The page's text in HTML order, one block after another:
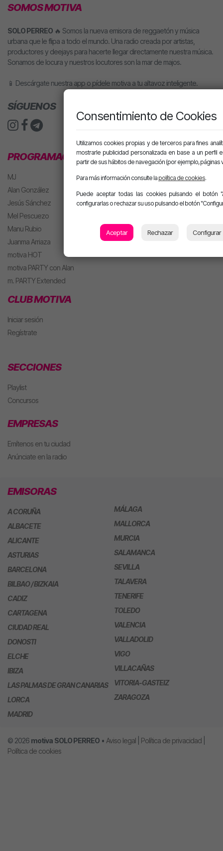
SOMOS MOTIVA
SOLO PERREO 🔥 Somos la nueva emisora de reggaetón y música
urbana que le flipa a todo el mundo. Una radio creada por artistas,
productores y deejays para hacerte llegar directamente nuestra música.
Sonamos de locura y nuestros locutores son la mar de majos.
📱 Descárgate nuestra app o pídele motiva a tu altavoz inteligente.
SÍGUENOS
PROGRAMACIÓN
MJ
Alan González
Jesús Sánchez
Mel Pescuezo
Manu Rubio
Juanma Arriaza
motiva HOT
motiva PARTY con Alan
m. PARTY Extended
CLUB MOTIVA
Iniciar sesión
Regístrate
SECCIONES
Playlist
Concursos
EMPRESAS
Emítenos en tu ciudad
Anúnciate en la radio
EMISORAS
A CORUÑA
ALBACETE
ALICANTE
ASTURIAS
BARCELONA
BILBAO / BIZKAIA
CADIZ
CARTAGENA
CIUDAD REAL
DONOSTI
ELCHE
IBIZA
LAS PALMAS DE GRAN CANARIAS
LORCA
MADRID
MÁLAGA
MALLORCA
MURCIA
SALAMANCA
SEVILLA
TALAVERA
TENERIFE
TOLEDO
VALENCIA
VALLADOLID
VIGO
VILLACAÑAS
VITORIA-GASTEIZ
ZARAGOZA
© 2026 motiva SOLO PERREO • Aviso legal Política de privacidad
Política de cookies
Consentimiento de Cookies
Utilizamos cookies propias y de terceros para fines
mostrarle publicidad personalizada en base a un perfil
partir de sus hábitos de navegación (por ejemplo, páginas
Para más información consulte la política de cookies.
Puede aceptar todas las cookies pulsando el botón
configurarlas o rechazar su uso pulsando el botón
Aceptar Rechazar Configurar